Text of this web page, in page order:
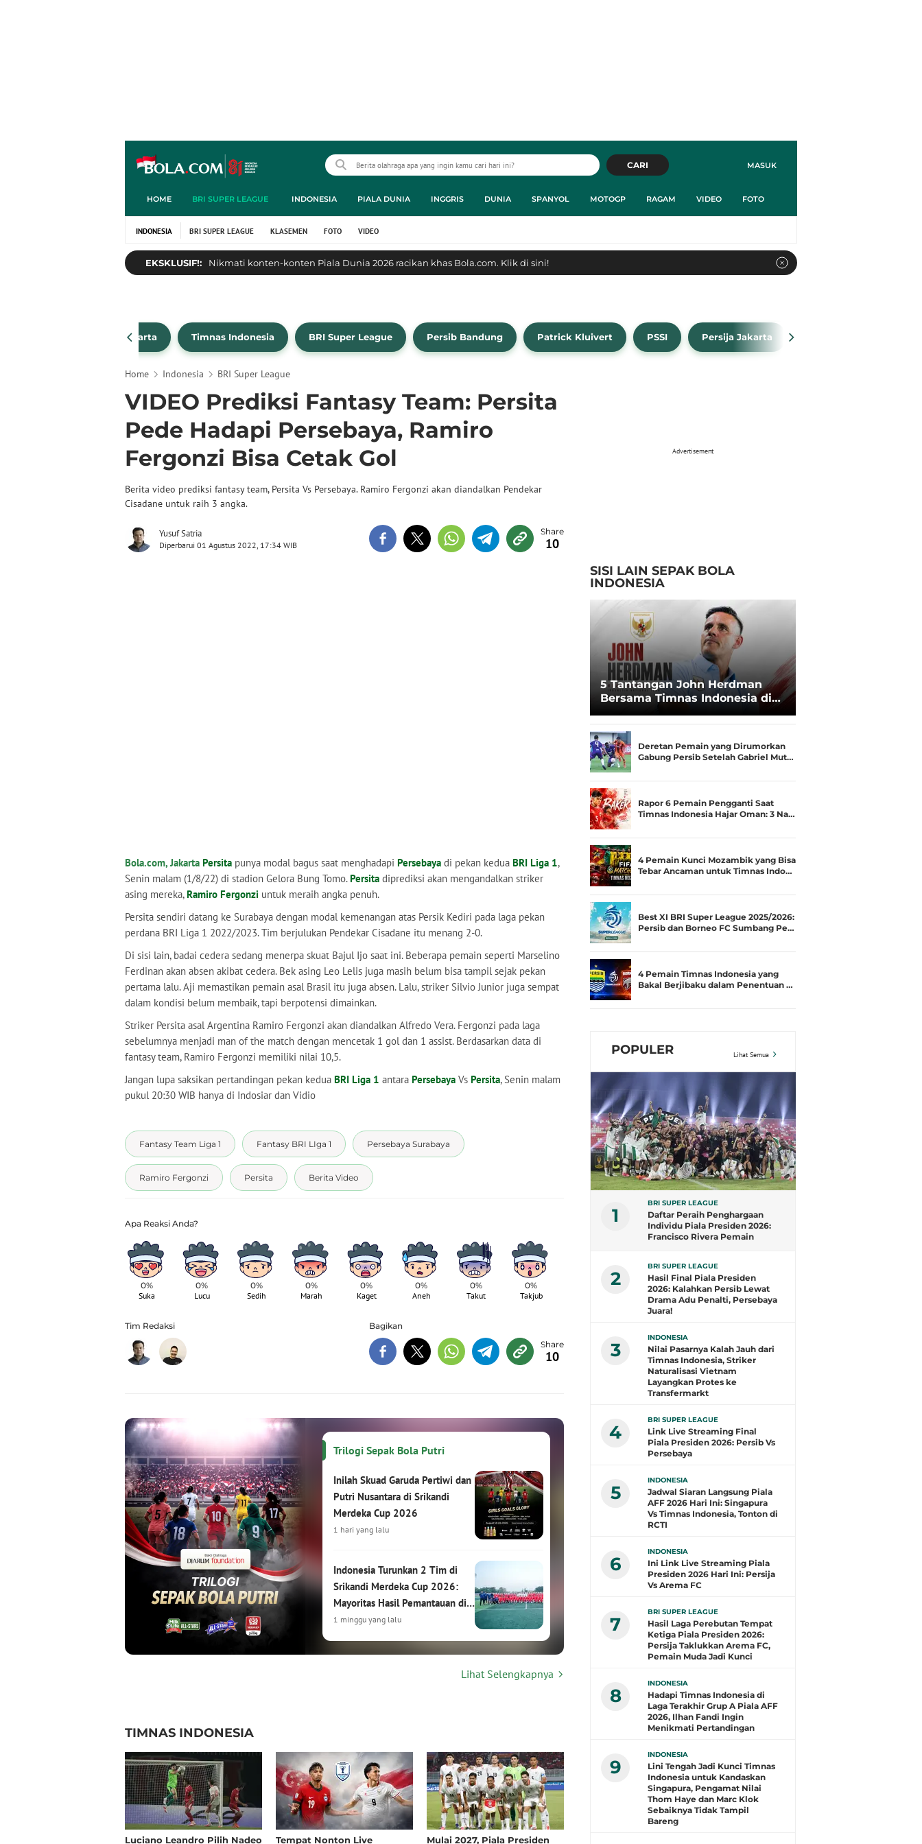
MASUK
CARI
HOME BRI SUPER LEAGUE INDONESIA PIALA DUNIA INGGRIS DUNIA SPANYOL MOTOGP RAGAM VIDEO FOTO
INDONESIA BRI SUPER LEAGUE KLASEMEN FOTO VIDEO
EKSKLUSIF!: Nikmati konten-konten Piala Dunia 2026 racikan khas Bola.com. Klik di sini!
Persija Jakarta Timnas Indonesia BRI Super League Persib Bandung Patrick Kluivert PSSI Persija Jakarta
Home Indonesia BRI Super League
VIDEO Prediksi Fantasy Team: Persita
Pede Hadapi Persebaya, Ramiro
Fergonzi Bisa Cetak Gol
Berita video prediksi fantasy team, Persita Vs Persebaya. Ramiro Fergonzi akan diandalkan Pendekar
Cisadane untuk raih 3 angka.
Yusuf Satria
Diperbarui 01 Agustus 2022, 17:34 WIB 10
Bola.com, Jakarta Persita punya modal bagus saat menghadapi Persebaya di pekan kedua BRI Liga 1,
Senin malam (1/8/22) di stadion Gelora Bung Tomo.Persita diprediksi akan mengandalkan striker
asing mereka,Ramiro Fergonzi untuk meraih angka penuh.
Persita sendiri datang ke Surabaya dengan modal kemenangan atas Persik Kediri pada laga pekan
perdana BRI Liga 1 2022/2023. Tim berjulukan Pendekar Cisadane itu menang 2-0.
Di sisi lain, badai cedera sedang menerpa skuat Bajul Ijo saat ini. Beberapa pemain seperti Marselino
Ferdinan akan absen akibat cedera. Bek asing Leo Lelis juga masih belum bisa tampil sejak pekan
pertama lalu. Aji memastikan pemain asal Brasil itu juga absen. Lalu, striker Silvio Junior juga sempat
dalam kondisi belum membaik, tapi berpotensi dimainkan.
Striker Persita asal Argentina Ramiro Fergonzi akan diandalkan Alfredo Vera. Fergonzi pada laga
sebelumnya menjadi man of the match dengan mencetak 1 gol dan 1 assist. Berdasarkan data di
fantasy team, Ramiro Fergonzi memiliki nilai 10,5.
Jangan lupa saksikan pertandingan pekan kedua BRI Liga 1 antara Persebaya Vs Persita, Senin malam
pukul 20:30 WIB hanya di Indosiar dan Vidio
Fantasy Team Liga 1 Fantasy BRI LIga 1 Persebaya Surabaya
Ramiro Fergonzi Persita Berita Video
0%
Suka
0%
Lucu
0%
Sedih
0%
Marah
0%
Kaget
0%
Aneh
0%
Takut
0%
Takjub
Tim Redaksi Bagikan
10
Trilogi Sepak Bola Putri
Inilah Skuad Garuda Pertiwi dan
Putri Nusantara di Srikandi
Merdeka Cup 2026
1 hari yang lalu
Indonesia Turunkan 2 Tim di
Srikandi Merdeka Cup 2026:
Mayoritas Hasil Pemantauan di
HYDROPLUS Soccer League
1 minggu yang lalu
Hasil Drawing Srikandi Merdeka
Cup 2026: Garuda Pertiwi
Bertemu Malaysia, Putri
Nusantara Hadapi Thailand
2 minggu yang lalu
Bakti Olahraga Djarum
Lihat Selengkapnya
TIMNAS INDONESIA
Luciano Leandro Pilih Nadeo
Tempat Nonton Live
Mulai 2027, Piala Presiden
Advertisement
SISI LAIN SEPAK BOLA
INDONESIA
5 Tantangan John Herdman
Bersama Timnas Indonesia di
Spesialis Runner-up Menjadi
Juara
Deretan Pemain yang Dirumorkan
Gabung Persib Setelah Gabriel Mut…
Rapor 6 Pemain Pengganti Saat
Timnas Indonesia Hajar Oman: 3 Na…
4 Pemain Kunci Mozambik yang Bisa
Tebar Ancaman untuk Timnas Indo…
Best XI BRI Super League 2025/2026:
Persib dan Borneo FC Sumbang Pe…
4 Pemain Timnas Indonesia yang
Bakal Berjibaku dalam Penentuan …
POPULER Lihat Semua
1
BRI SUPER LEAGUE
Daftar Peraih Penghargaan
Individu Piala Presiden 2026:
Francisco Rivera Pemain
2
BRI SUPER LEAGUE
Hasil Final Piala Presiden
2026: Kalahkan Persib Lewat
Drama Adu Penalti, Persebaya
Juara!
3
INDONESIA
Nilai Pasarnya Kalah Jauh dari
Timnas Indonesia, Striker
Naturalisasi Vietnam
Layangkan Protes ke
Transfermarkt
4
BRI SUPER LEAGUE
Link Live Streaming Final
Piala Presiden 2026: Persib Vs
Persebaya
5
INDONESIA
Jadwal Siaran Langsung Piala
AFF 2026 Hari Ini: Singapura
Vs Timnas Indonesia, Tonton di
RCTI
6
INDONESIA
Ini Link Live Streaming Piala
Presiden 2026 Hari Ini: Persija
Vs Arema FC
7
BRI SUPER LEAGUE
Hasil Laga Perebutan Tempat
Ketiga Piala Presiden 2026:
Persija Taklukkan Arema FC,
Pemain Muda Jadi Kunci
8
INDONESIA
Hadapi Timnas Indonesia di
Laga Terakhir Grup A Piala AFF
2026, Ilhan Fandi Ingin
Menikmati Pertandingan
9
INDONESIA
Lini Tengah Jadi Kunci Timnas
Indonesia untuk Kandaskan
Singapura, Pengamat Nilai
Thom Haye dan Marc Klok
Sebaiknya Tidak Tampil
Bareng